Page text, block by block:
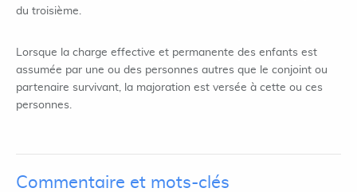
du troisième.
Lorsque la charge effective et permanente des enfants est
assumée par une ou des personnes autres que le conjoint ou
partenaire survivant, la majoration est versée à cette ou ces
personnes.
Commentaire et mots-clés